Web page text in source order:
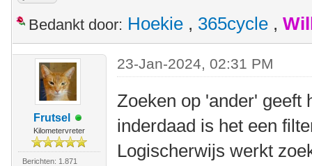
Bedankt door: Hoekie , 365cycle ,
Frutsel
Kilometervreter
Berichten: 1.871
23-Jan-2024, 02:31 PM
Zoeken op 'ander' geeft
inderdaad is het een
Logischerwijs werkt